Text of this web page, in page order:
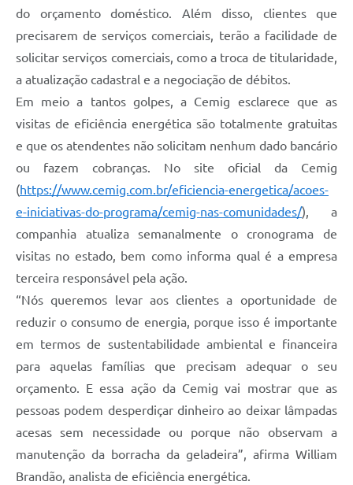
Arquivos para Download
Legislação
Transparência
SIC
do orçamento doméstico. Além disso, clientes que
precisarem de serviços comerciais, terão a facilidade de
solicitar serviços comerciais, como a troca de titularidade,
a atualização cadastral e a negociação de débitos.
Em meio a tantos golpes, a Cemig esclarece que as
visitas de eficiência energética são totalmente gratuitas
e que os atendentes não solicitam nenhum dado bancário
ou fazem cobranças. No site oficial da Cemig
(https://www.cemig.com.br/eficiencia-energetica/acoes-
e-iniciativas-do-programa/cemig-nas-comunidades/), a
companhia atualiza semanalmente o cronograma de
visitas no estado, bem como informa qual é a empresa
terceira responsável pela ação.
“Nós queremos levar aos clientes a oportunidade de
reduzir o consumo de energia, porque isso é importante
em termos de sustentabilidade ambiental e financeira
para aquelas famílias que precisam adequar o seu
orçamento. E essa ação da Cemig vai mostrar que as
pessoas podem desperdiçar dinheiro ao deixar lâmpadas
acesas sem necessidade ou porque não observam a
manutenção da borracha da geladeira”, afirma William
Brandão, analista de eficiência energética.